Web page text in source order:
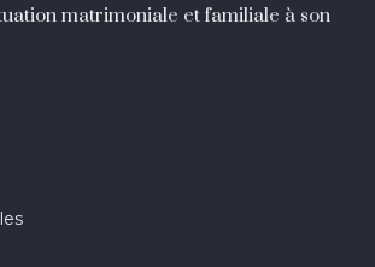
matrimoniale et familiale à son